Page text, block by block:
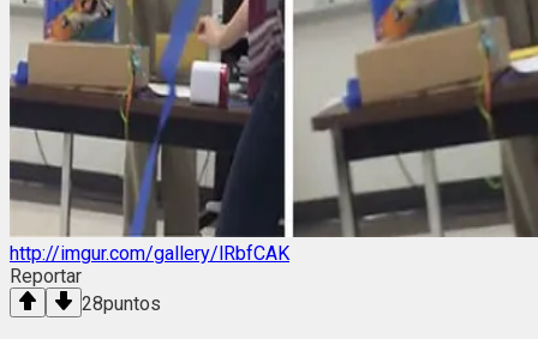
http://imgur.com/gallery/lRbfCAK
Reportar
28puntos